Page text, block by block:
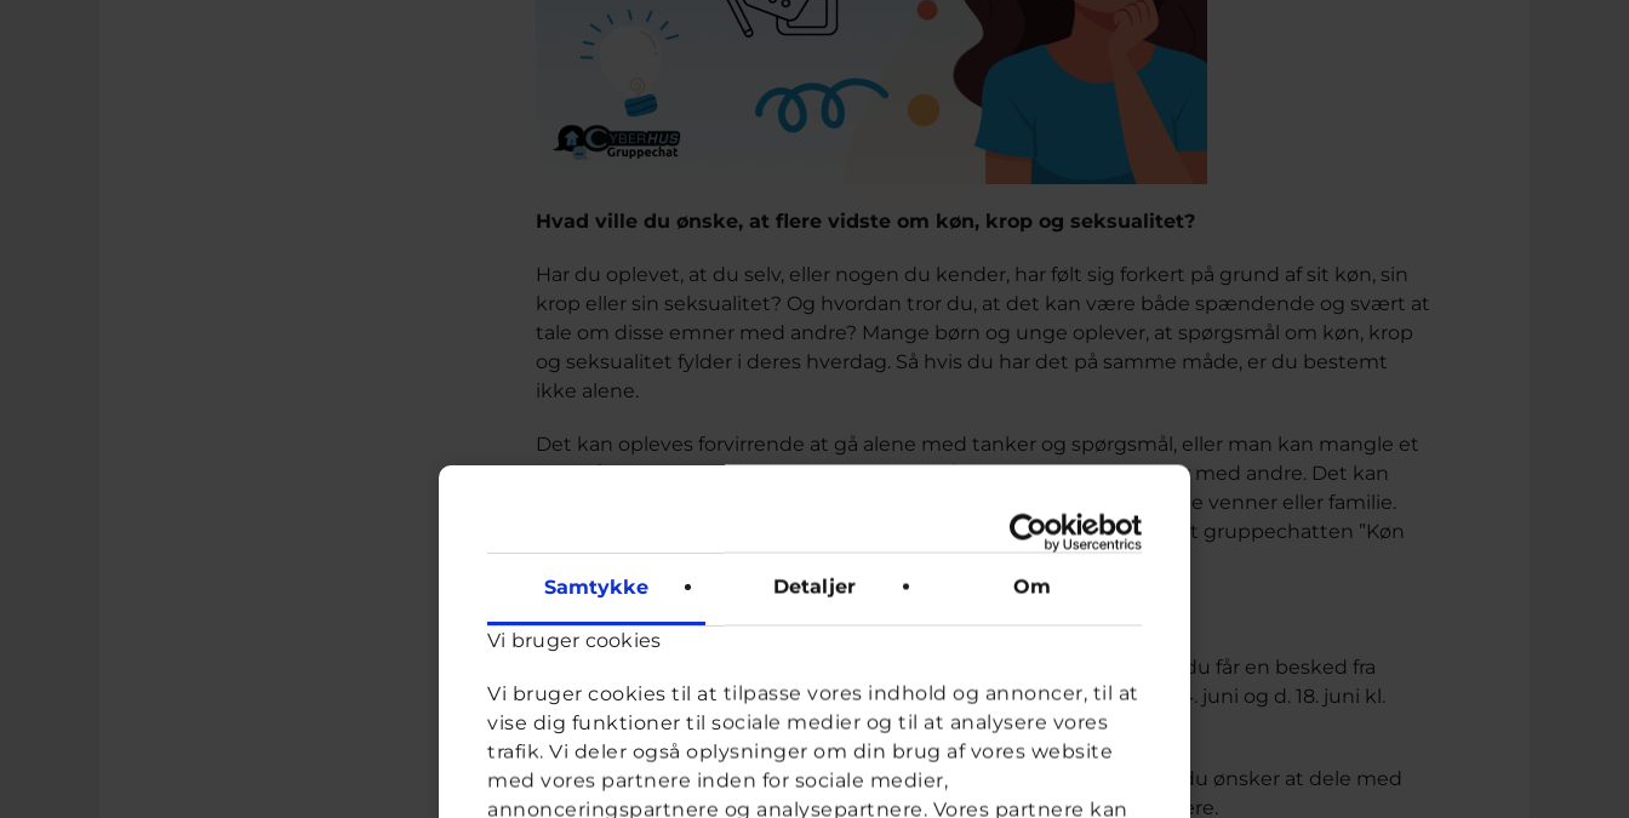
Samtykke Detaljer Om
Vi bruger cookies
Vi bruger cookies til at tilpasse vores indhold og annoncer, til at
vise dig funktioner til sociale medier og til at analysere vores
trafik. Vi deler også oplysninger om din brug af vores website
med vores partnere inden for sociale medier,
annonceringspartnere og analysepartnere. Vores partnere kan
Hvad ville du ønske, at flere vidste om køn, krop og seksualitet?
Har du oplevet, at du selv, eller nogen du kender, har følt sig forkert på grund af sit køn, sin
krop eller sin seksualitet? Og hvordan tror du, at det kan være både spændende og svært at
tale om disse emner med andre? Mange børn og unge oplever, at spørgsmål om køn, krop
og seksualitet fylder i deres hverdag. Så hvis du har det på samme måde, er du bestemt
ikke alene.
Det kan opleves forvirrende at gå alene med tanker og spørgsmål, eller man kan mangle et
godt råd eller et sted at stille sine spørgsmål eller vende sine tanker med andre. Det kan
være tanker og spørgsmål, som man ikke har lyst til at dele med sine venner eller familie.
Det er helt i orden at have det sådan, og det er derfor, vi har oprettet gruppechatten ”Køn
og seksualitet med Robyn”.
Hvis du er nysgerrig på gruppechatten, kan du tilmelde dig her, så du får en besked fra
Robyn, kort inden chatten åbner. De næste to gange er onsdag d. 4. juni og d. 18. juni kl.
19.30-21.
Du er som altid anonym og bestemmer selvfølgelig helt selv, hvad du ønsker at dele med
andre i gruppechatten, og der er plads til både det sjove og det svære.